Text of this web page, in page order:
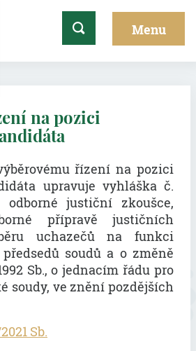
na pozici
řízení na pozici
upravuje vyhláška č.
odborné justiční zkoušce,
přípravě justičních
uchazečů na funkci
soudů a o změně
Sb., o jednacím řádu pro
soudy, ve znění pozdějších
Sb.